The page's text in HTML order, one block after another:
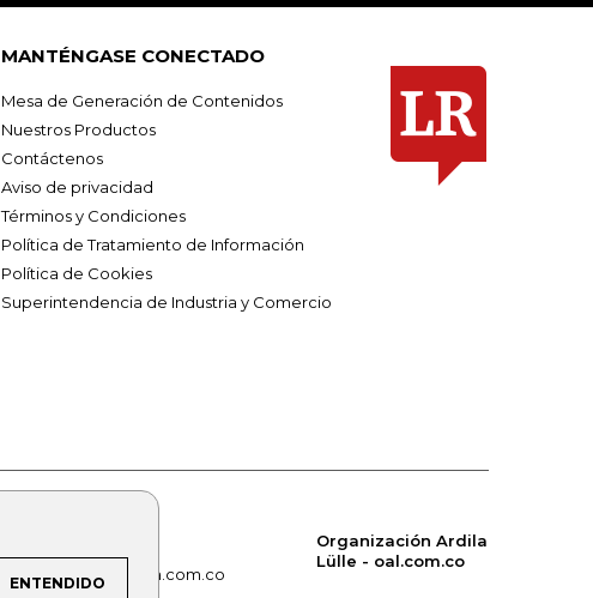
ENTENDIDO
MANTÉNGASE CONECTADO
Mesa de Generación de Contenidos
Nuestros Productos
Contáctenos
Aviso de privacidad
Términos y Condiciones
Política de Tratamiento de Información
Política de Cookies
Superintendencia de Industria y Comercio
lafm.com.co
alerta.com.co
Organización Ardila
Lülle - oal.com.co